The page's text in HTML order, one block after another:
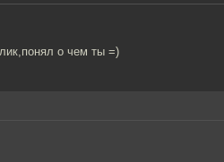
о чем ты =)